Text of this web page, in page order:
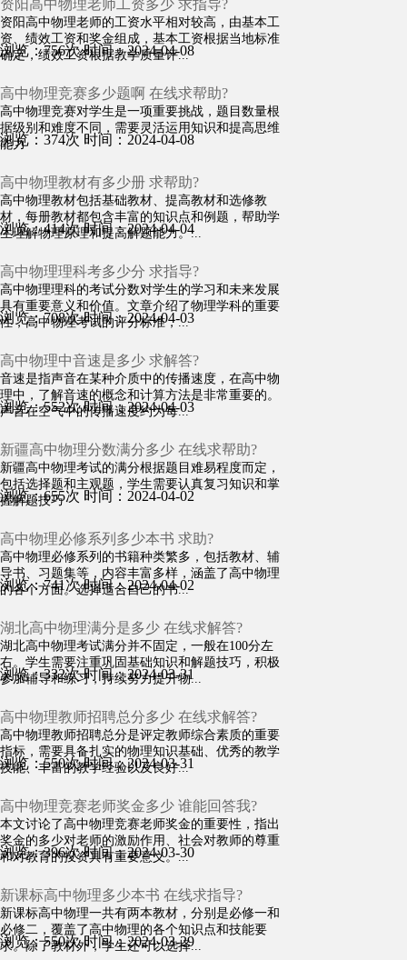
资阳高中物理老师工资多少 求指导?
资阳高中物理老师的工资水平相对较高，由基本工
资、绩效工资和奖金组成，基本工资根据当地标准
确定，绩效工资根据教学质量评...
浏览：756次 时间：2024-04-08
高中物理竞赛多少题啊 在线求帮助?
高中物理竞赛对学生是一项重要挑战，题目数量根
据级别和难度不同，需要灵活运用知识和提高思维
能力
浏览：374次 时间：2024-04-08
高中物理教材有多少册 求帮助?
高中物理教材包括基础教材、提高教材和选修教
材，每册教材都包含丰富的知识点和例题，帮助学
生理解物理原理和提高解题能力。...
浏览：414次 时间：2024-04-04
高中物理理科考多少分 求指导?
高中物理理科的考试分数对学生的学习和未来发展
具有重要意义和价值。文章介绍了物理学科的重要
性，高中物理考试的评分标准，...
浏览：708次 时间：2024-04-03
高中物理中音速是多少 求解答?
音速是指声音在某种介质中的传播速度，在高中物
理中，了解音速的概念和计算方法是非常重要的。
声音在空气中的传播速度约为每...
浏览：552次 时间：2024-04-03
新疆高中物理分数满分多少 在线求帮助?
新疆高中物理考试的满分根据题目难易程度而定，
包括选择题和主观题，学生需要认真复习知识和掌
握解题技巧
浏览：655次 时间：2024-04-02
高中物理必修系列多少本书 求助?
高中物理必修系列的书籍种类繁多，包括教材、辅
导书、习题集等，内容丰富多样，涵盖了高中物理
的各个方面。选择适合自己的书...
浏览：741次 时间：2024-04-02
湖北高中物理满分是多少 在线求解答?
湖北高中物理考试满分并不固定，一般在100分左
右。学生需要注重巩固基础知识和解题技巧，积极
参加辅导和练习，持续努力提升物...
浏览：332次 时间：2024-03-31
高中物理教师招聘总分多少 在线求解答?
高中物理教师招聘总分是评定教师综合素质的重要
指标，需要具备扎实的物理知识基础、优秀的教学
技能、丰富的教学经验以及良好...
浏览：550次 时间：2024-03-31
高中物理竞赛老师奖金多少 谁能回答我?
本文讨论了高中物理竞赛老师奖金的重要性，指出
奖金的多少对老师的激励作用、社会对教师的尊重
和对教育的投资具有重要意义。...
浏览：396次 时间：2024-03-30
新课标高中物理多少本书 在线求指导?
新课标高中物理一共有两本教材，分别是必修一和
必修二，覆盖了高中物理的各个知识点和技能要
求。除了教材外，学生还可以选择...
浏览：550次 时间：2024-03-29